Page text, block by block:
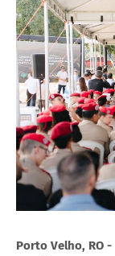
Porto Velho, RO -